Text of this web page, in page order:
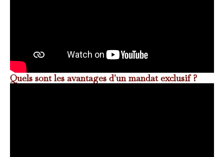
Quels sont les avantages d'un mandat exclusif ?